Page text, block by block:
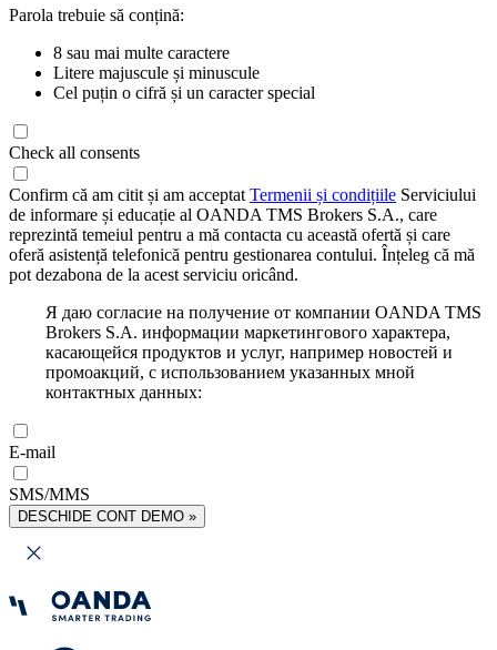
Parola trebuie să conțină:
8 sau mai multe caractere
Litere majuscule și minuscule
Cel puțin o cifră și un caracter special
Check all consents
Confirm că am citit și am acceptat Termenii și condițiile Serviciului
de informare și educație al OANDA TMS Brokers S.A., care
reprezintă temeiul pentru a mă contacta cu această ofertă și care
oferă asistență telefonică pentru gestionarea contului. Înțeleg că mă
pot dezabona de la acest serviciu oricând.
Я даю согласие на получение от компании OANDA TMS
Brokers S.A. информации маркетингового характера,
касающейся продуктов и услуг, например новостей и
промоакций, с использованием указанных мной
контактных данных:
E-mail
SMS/MMS
DESCHIDE CONT DEMO »